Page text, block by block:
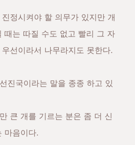
정시켜야 할 의무가 있지만 개
때는 따질 수도 없고 빨리 그 자
선이라서 나무라지도 못한다.
진국이라는 말을 종종 하고 있
큰 개를 기르는 분은 좀 더 신
마음이다.